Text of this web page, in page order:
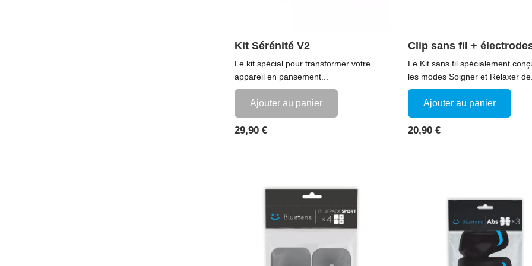
Kit Sérénité V2
Le kit spécial pour transformer votre
appareil en pansement...
Ajouter au panier
Prix
29,90 €
Clip sans fil +
Le Kit sans fil spécialement
les modes Soigner et Relaxer
Ajouter au panier
Prix
20,90 €